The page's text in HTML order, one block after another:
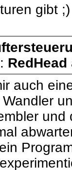
gibt ;)
RedHead
auch
Wandler